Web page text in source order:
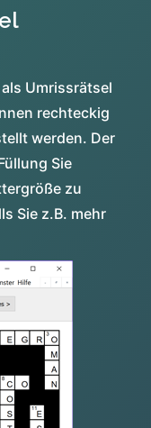
Umrissrätsel
rechteckig
werden. Der
Sie
zu
Sie z.B. mehr